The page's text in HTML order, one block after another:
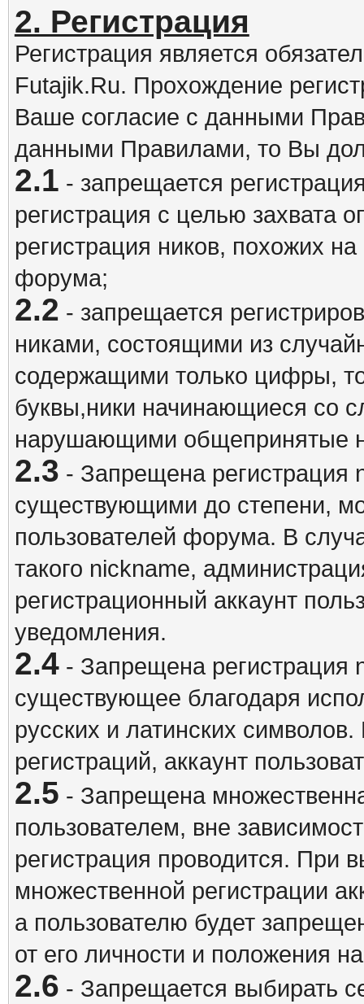
2. Регистрация
Регистрация является
Futajik.Ru. Прохождение
Ваше согласие с данными
данными Правилами, то Вы
2.1 - запрещается
регистрация с целью захвата
регистрация ников, похожих
форума;
2.2 - запрещается
никами, состоящими из
содержащими только цифры,
буквы,ники начинающиеся со
нарушающими общепринятые
2.3 - Запрещена регистрация
существующими до степени,
пользователей форума. В
такого nickname,
регистрационный аккаунт
уведомления.
2.4- Запрещена регистрация
существующее благодаря
русских и латинских
регистраций, аккаунт
2.5 - Запрещена
пользователем, вне
регистрация проводится. При
множественной регистрации
а пользователю будет
от его личности и положения
2.6 - Запрещается выбирать